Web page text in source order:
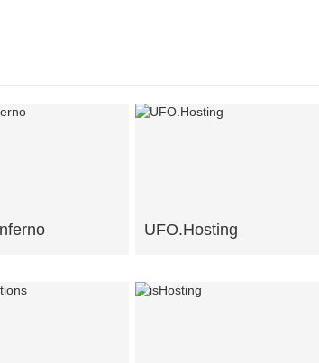
UFO.Hosting